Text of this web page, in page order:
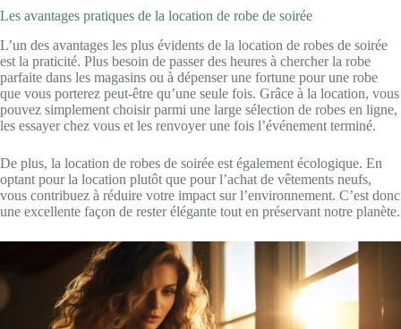
Les avantages pratiques de la location de robe de soirée
L’un des avantages les plus évidents de la location de robes de soirée
est la praticité. Plus besoin de passer des heures à chercher la robe
parfaite dans les magasins ou à dépenser une fortune pour une robe
que vous porterez peut-être qu’une seule fois. Grâce à la location, vous
pouvez simplement choisir parmi une large sélection de robes en ligne,
les essayer chez vous et les renvoyer une fois l’événement terminé.
De plus, la location de robes de soirée est également écologique. En
optant pour la location plutôt que pour l’achat de vêtements neufs,
vous contribuez à réduire votre impact sur l’environnement. C’est donc
une excellente façon de rester élégante tout en préservant notre planète.